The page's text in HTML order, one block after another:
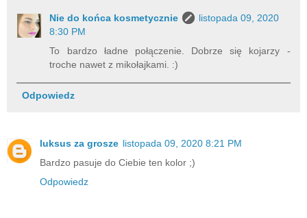
Nie do końca kosmetycznie
listopada 09, 2020
8:30 PM
To bardzo ładne połączenie. Dobrze się kojarzy -
troche nawet z mikołajkami. :)
Odpowiedz
luksus za grosze listopada 09, 2020 8:21 PM
Bardzo pasuje do Ciebie ten kolor ;)
Odpowiedz